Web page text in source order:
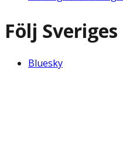
Följ
Bluesky